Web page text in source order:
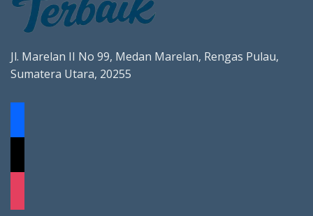
Jl. Marelan II No 99, Medan Marelan, Rengas Pulau,
Sumatera Utara, 20255